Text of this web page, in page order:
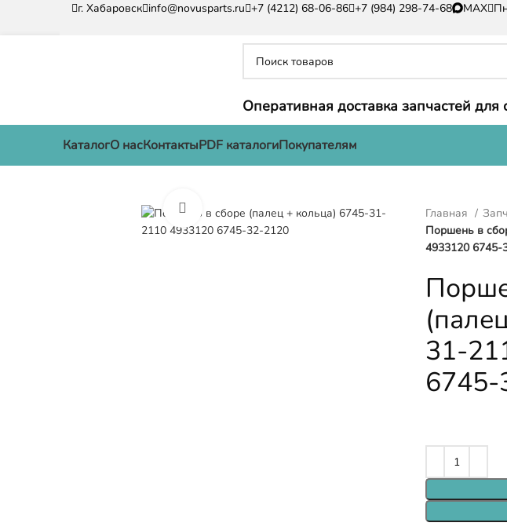
г. Хабаровск info@novusparts.ru +7 (4212) 68-06-86 +7 (984) 298-74-68 MAX
Оперативная доставка запчастей
КаталогО насКонтактыPDF каталогиПокупателям
Нажмите, чтобы увеличить Главная
Поршень в
4933120 6745-
31-